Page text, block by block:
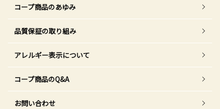
コープ商品のあゆみ
品質保証の取り組み
アレルギー表示について
コープ商品のQ&A
お問い合わせ